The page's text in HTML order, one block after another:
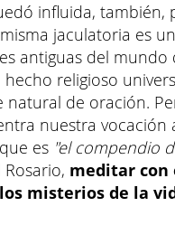
influida, también,
jaculatoria es
antiguas del mundo
religioso
natural de oración.
nuestra vocación
es "el compendio
meditar con
misterios de la